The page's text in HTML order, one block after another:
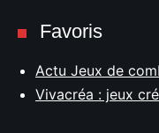
Favoris
Actu Jeux de
Vivacréa : jeux